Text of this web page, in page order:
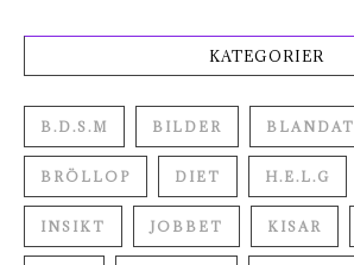
KATEGORIER
B.D.S.M BILDER BLANDAT
BRÖLLOP DIET H.E.L.G
INSIKT JOBBET KISAR